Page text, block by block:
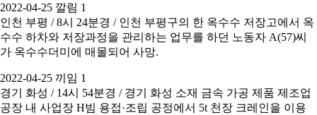
2022-04-25 깔림 1
인천 부평 / 8시 24분경 / 인천 부평구의 한 옥수수 저장고에서 옥
수수 하차와 저장과정을 관리하는 업무를 하던 노동자 A(57)씨
가 옥수수더미에 매몰되어 사망.
2022-04-25 끼임 1
경기 화성 / 14시 54분경 / 경기 화성 소재 금속 가공 제품 제조업
공장 내 사업장 H빔 용접·조립 공정에서 5t 천장 크레인을 이용